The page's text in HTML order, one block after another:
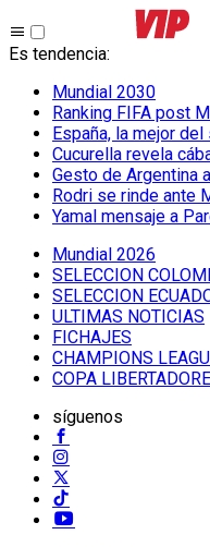
Es tendencia:
Mundial 2030
Ranking FIFA post
España, la mejor
Cucurella revela
Gesto de Argentina
Rodri se rinde ante
Yamal mensaje a
Mundial 2026
SELECCION
SELECCION
ULTIMAS NOTICIAS
FICHAJES
CHAMPIONS
COPA
síguenos